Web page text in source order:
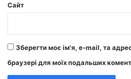
Сайт
Зберегти моє ім'я, e-mail, та
браузері для моїх подальших